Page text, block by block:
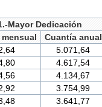
Mayor Dedicación
Cuantía anual
5.071,64
4.617,54
4.134,67
3.754,99
3.641,77